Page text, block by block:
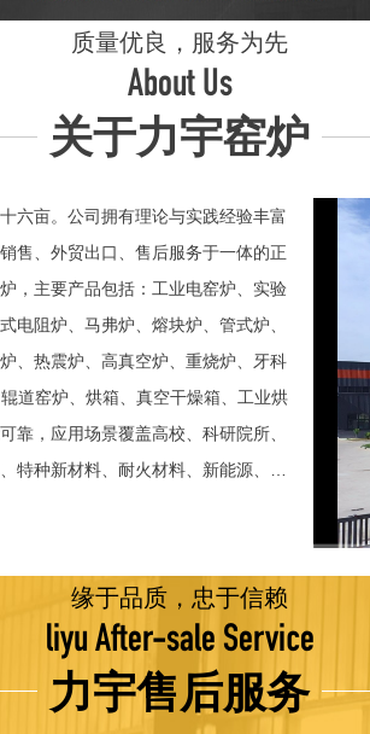
质量优良，服务为先
About Us
关于力宇窑炉
亩。公司拥有理论与实践经验丰富
售、外贸出口、售后服务于一体的正
主要产品包括：工业电窑炉、实验
电阻炉、马弗炉、熔块炉、管式炉、
、热震炉、高真空炉、重烧炉、牙科
道窑炉、烘箱、真空干燥箱、工业烘
，应用场景覆盖高校、科研院所、
特种新材料、耐火材料、新能源、航
多个国家和地区。 近年来，公司通
证，主营业务收入保持稳步增长，国
司坚持精益求精、持续创新，自主
备升温快、节能效果显著、温控精
及保温、炉体表面温度接近室温等特
官方资质认定：高新 技术企业、科
企业。 我们坚持以科技促生产，
缘于品质，忠于信赖
liyu After-sale Service
力宇售后服务